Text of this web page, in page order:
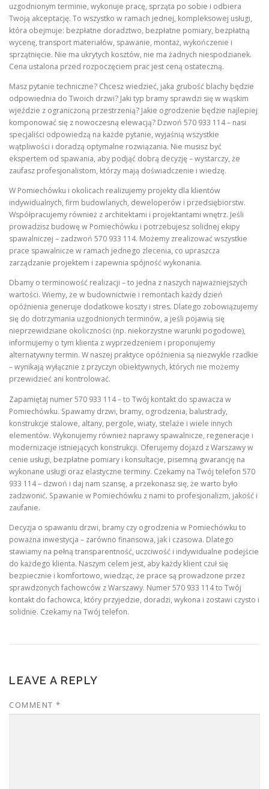
uzgodnionym terminie, wykonuje pracę, sprząta po sobie i odbiera
Twoją akceptację. To wszystko w ramach jednej, kompleksowej usługi,
która obejmuje: bezpłatne doradztwo, bezpłatne pomiary, bezpłatną
wycenę, transport materiałów, spawanie, montaż, wykończenie i
sprzątnięcie. Nie ma ukrytych kosztów, nie ma żadnych niespodzianek.
Cena ustalona przed rozpoczęciem prac jest ceną ostateczną.
Masz pytanie techniczne? Chcesz wiedzieć, jaka grubość blachy będzie
odpowiednia do Twoich drzwi? Jaki typ bramy sprawdzi się w wąskim
wjeździe z ograniczoną przestrzenią? Jakie ogrodzenie będzie najlepiej
komponować się z nowoczesną elewacją? Dzwoń 570 933 114 – nasi
specjaliści odpowiedzą na każde pytanie, wyjaśnią wszystkie
wątpliwości i doradzą optymalne rozwiązania. Nie musisz być
ekspertem od spawania, aby podjąć dobrą decyzję – wystarczy, że
zaufasz profesjonalistom, którzy mają doświadczenie i wiedzę.
W Pomiechówku i okolicach realizujemy projekty dla klientów
indywidualnych, firm budowlanych, deweloperów i przedsiębiorstw.
Współpracujemy również z architektami i projektantami wnętrz. Jeśli
prowadzisz budowę w Pomiechówku i potrzebujesz solidnej ekipy
spawalniczej – zadzwoń 570 933 114. Możemy zrealizować wszystkie
prace spawalnicze w ramach jednego zlecenia, co upraszcza
zarządzanie projektem i zapewnia spójność wykonania.
Dbamy o terminowość realizacji – to jedna z naszych najważniejszych
wartości. Wiemy, że w budownictwie i remontach każdy dzień
opóźnienia generuje dodatkowe koszty i stres. Dlatego zobowiązujemy
się do dotrzymania uzgodnionych terminów, a jeśli pojawią się
nieprzewidziane okoliczności (np. niekorzystne warunki pogodowe),
informujemy o tym klienta z wyprzedzeniem i proponujemy
alternatywny termin. W naszej praktyce opóźnienia są niezwykle rzadkie
– wynikają wyłącznie z przyczyn obiektywnych, których nie możemy
przewidzieć ani kontrolować.
Zapamiętaj numer 570 933 114 – to Twój kontakt do spawacza w
Pomiechówku. Spawamy drzwi, bramy, ogrodzenia, balustrady,
konstrukcje stalowe, altany, pergole, wiaty, stelaże i wiele innych
elementów. Wykonujemy również naprawy spawalnicze, regeneracje i
modernizacje istniejących konstrukcji. Oferujemy dojazd z Warszawy w
cenie usługi, bezpłatne pomiary i konsultacje, pisemną gwarancję na
wykonane usługi oraz elastyczne terminy. Czekamy na Twój telefon 570
933 114 – dzwoń i daj nam szansę, a przekonasz się, że warto było
zadzwonić. Spawanie w Pomiechówku z nami to profesjonalizm, jakość i
zaufanie.
Decyzja o spawaniu drzwi, bramy czy ogrodzenia w Pomiechówku to
poważna inwestycja – zarówno finansowa, jak i czasowa. Dlatego
stawiamy na pełną transparentność, uczciwość i indywidualne podejście
do każdego klienta. Naszym celem jest, aby każdy klient czuł się
bezpiecznie i komfortowo, wiedząc, że prace są prowadzone przez
sprawdzonych fachowców z Warszawy. Numer 570 933 114 to Twój
kontakt do fachowca, który przyjedzie, doradzi, wykona i zostawi czysto i
solidnie. Czekamy na Twój telefon.
LEAVE A REPLY
COMMENT *